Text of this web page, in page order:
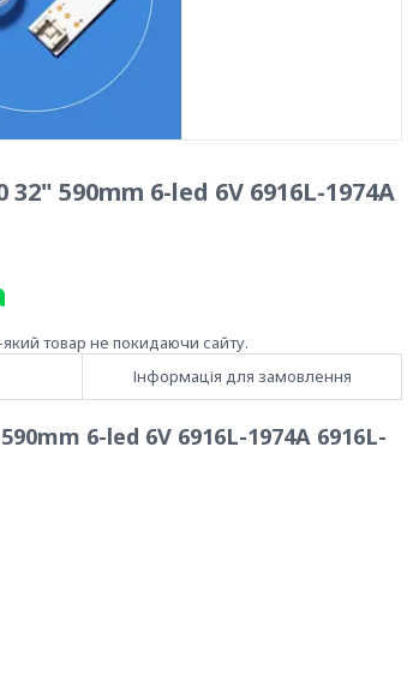
590mm 6-led 6V 6916L-1974A
товар не покидаючи сайту.
Інформація для замовлення
6-led 6V 6916L-1974A 6916L-